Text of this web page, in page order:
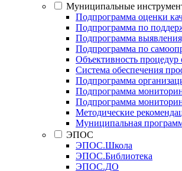
Муниципальные
Подпрограмма оценки
Подпрограмма по
Подпрограмма
Подпрограмма по
Объективность процедур
Система обеспечения
Подпрограмма
Подпрограмма
Подпрограмма
Методические
Муниципальная
ЭПОС
ЭПОС.Школа
ЭПОС.Библиотека
ЭПОС.ДО